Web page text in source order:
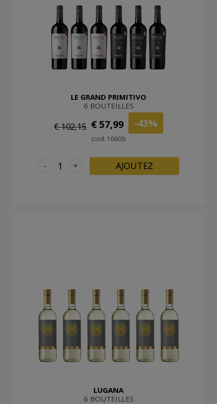
LE GRAND PRIMITIVO
6 BOUTEILLES
€ 102,15 € 57,99 -43%
(cod. 10603)
+
- AJOUTEZ
LUGANA
6 BOUTEILLES